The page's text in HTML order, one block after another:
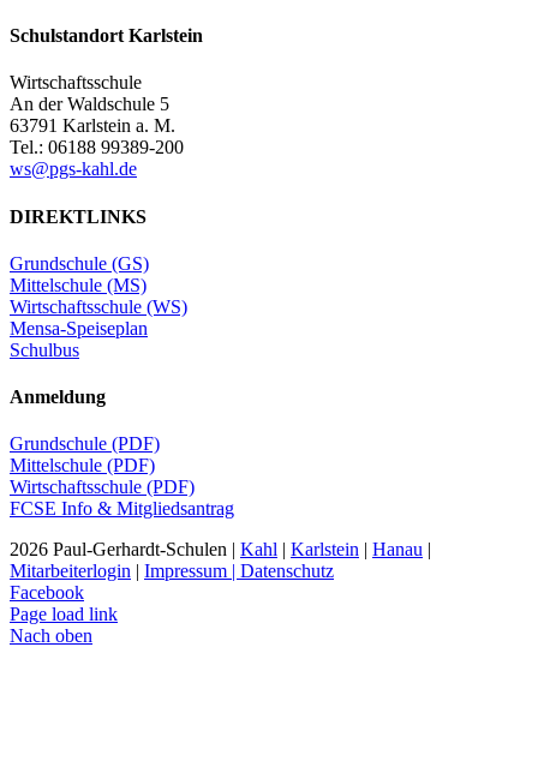
Schulstandort Karlstein
Wirtschaftsschule
An der Waldschule 5
63791 Karlstein a. M.
Tel.: 06188 99389-200
ws@pgs-kahl.de
DIREKTLINKS
Grundschule (GS)
Mittelschule (MS)
Wirtschaftsschule (WS)
Mensa-Speiseplan
Schulbus
Anmeldung
Grundschule (PDF)
Mittelschule (PDF)
Wirtschaftsschule (PDF)
FCSE Info & Mitgliedsantrag
2026 Paul-Gerhardt-Schulen | Kahl | Karlstein | Hanau |
Mitarbeiterlogin | Impressum | Datenschutz
Facebook
Page load link
Nach oben